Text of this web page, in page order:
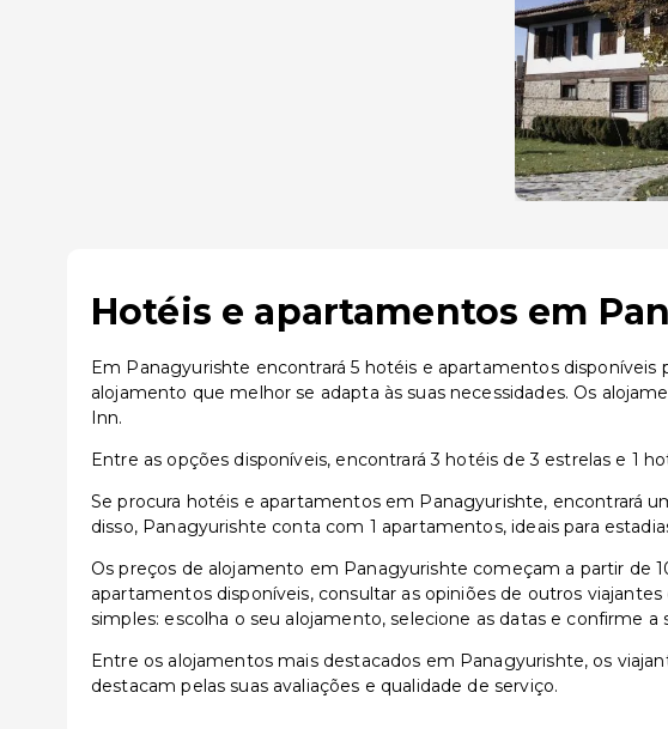
Hotéis e apartamentos em
Em Panagyurishte encontrará 5 hotéis e apartamentos disponíveis
alojamento que melhor se adapta às suas necessidades. Os
Inn.
Entre as opções disponíveis, encontrará 3 hotéis de 3 estrelas e 1
Se procura hotéis e apartamentos em Panagyurishte, encontrará
disso, Panagyurishte conta com 1 apartamentos, ideais para
Os preços de alojamento em Panagyurishte começam a partir de
apartamentos disponíveis, consultar as opiniões de outros
simples: escolha o seu alojamento, selecione as datas e confirme
Entre os alojamentos mais destacados em Panagyurishte, os
destacam pelas suas avaliações e qualidade de serviço.